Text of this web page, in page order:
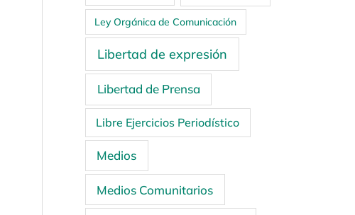
Ley Orgánica de Comunicación
Libertad de expresión
Libertad de Prensa
Libre Ejercicios Periodístico
Medios
Medios Comunitarios